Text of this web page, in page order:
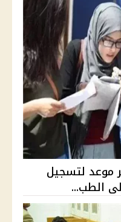
2026.. آخر موعد لتسجيل
الطب...